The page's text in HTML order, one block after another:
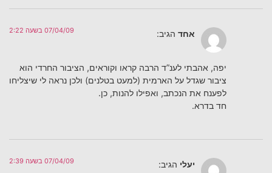
אחד הגיב: 07/04/09 בשעה 2:22
יפה, אהבתי לענ”ד הרבה קראו וקוראים, הציבור החרדי הוא
ציבור שגדל על הארמית (למעט בטלנים) ולכן נראה לי שיצליחו
לפענח את הנכתב, ואפילו להנות, כן.
חד בדרא.
יעלי הגיב: 07/04/09 בשעה 2:39